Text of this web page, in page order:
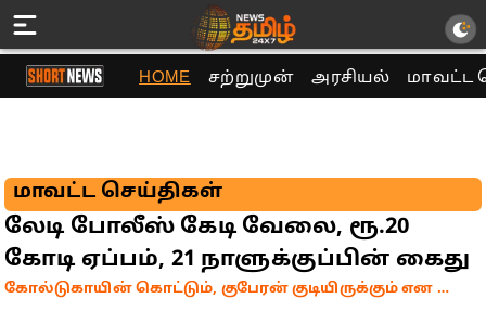
HOME சற்றுமுன் அரசியல் மாவட்ட
மாவட்ட செய்திகள்
லேடி போலீஸ் கேடி வேலை, ரூ.20
கோடி ஏப்பம், 21 நாளுக்குப்பின் கைது
கோல்டுகாயின் கொட்டும், குபேரன் குடியிருக்கும் என மோசடி